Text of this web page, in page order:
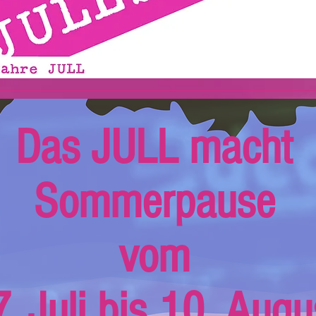
Das JULL macht
Sommerpause
vom